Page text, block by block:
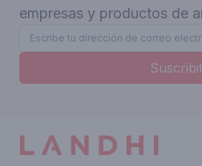
empresas y productos de